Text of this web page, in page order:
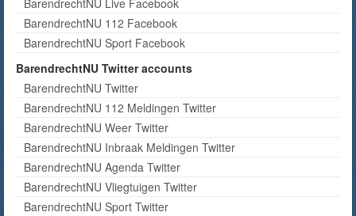
BarendrechtNU Live Facebook
BarendrechtNU 112 Facebook
BarendrechtNU Sport Facebook
BarendrechtNU Twitter accounts
BarendrechtNU Twitter
BarendrechtNU 112 Meldingen Twitter
BarendrechtNU Weer Twitter
BarendrechtNU Inbraak Meldingen Twitter
BarendrechtNU Agenda Twitter
BarendrechtNU Vliegtuigen Twitter
BarendrechtNU Sport Twitter